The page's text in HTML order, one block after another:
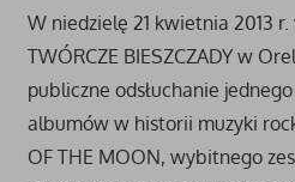
W niedzielę 21 kwietnia 2013
TWÓRCZE BIESZCZADY w
publiczne odsłuchanie
albumów w historii muzyki
OF THE MOON, wybitnego